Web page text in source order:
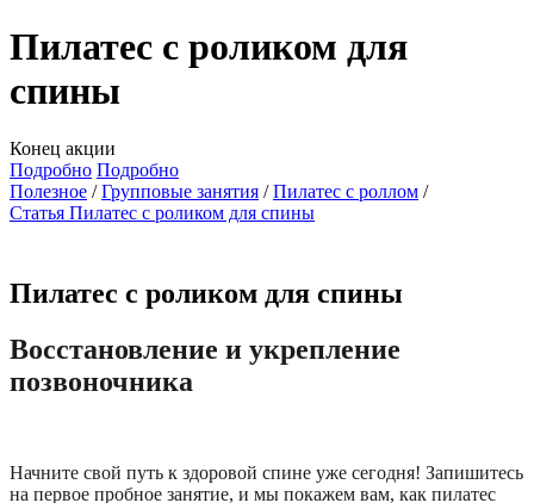
Пилатес с роликом для
спины
Конец акции
Подробно Подробно
Полезное
Групповые занятия
Пилатес с роллом
Статья Пилатес с роликом для спины
Пилатес с роликом для спины
Восстановление и укрепление
позвоночника
Начните свой путь к здоровой спине уже сегодня! Запишитесь
на первое пробное занятие, и мы покажем вам, как пилатес